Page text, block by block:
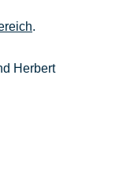
.
Herbert